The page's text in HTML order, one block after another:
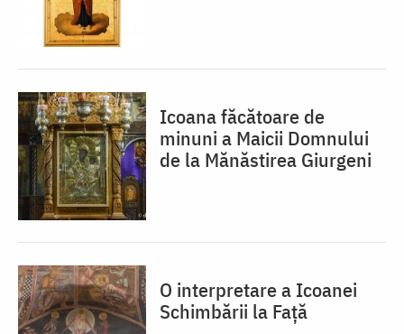
Icoana făcătoare de
minuni a Maicii Domnului
de la Mănăstirea Giurgeni
O interpretare a Icoanei
Schimbării la Față